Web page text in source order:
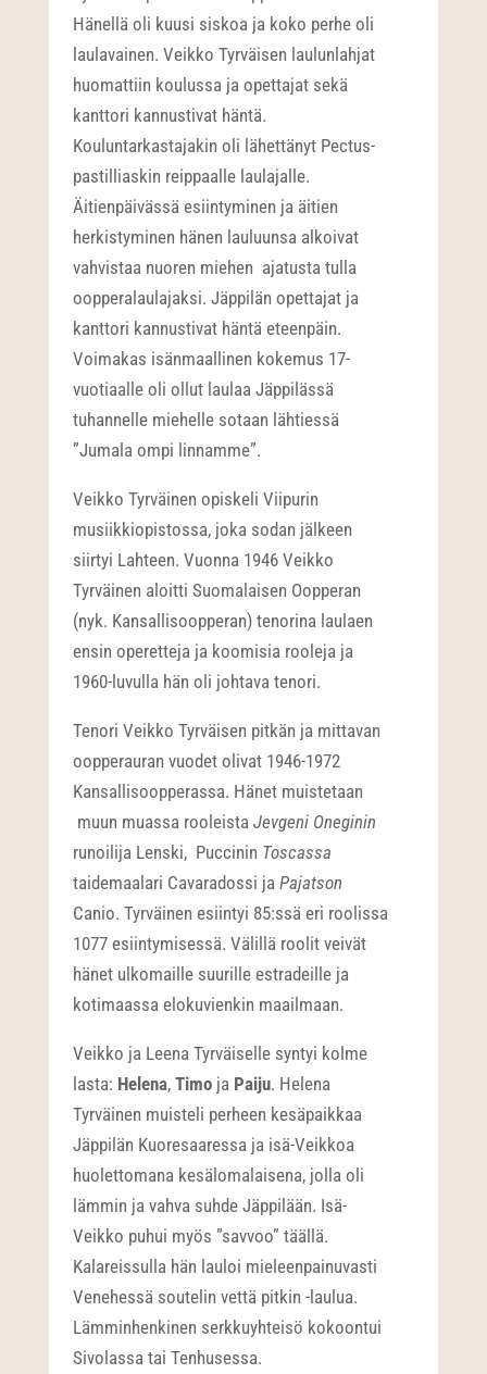
Hänellä oli kuusi siskoa ja koko perhe oli
laulavainen. Veikko Tyrväisen laulunlahjat
huomattiin koulussa ja opettajat sekä
kanttori kannustivat häntä.
Kouluntarkastajakin oli lähettänyt Pectus-
pastilliaskin reippaalle laulajalle.
Äitienpäivässä esiintyminen ja äitien
herkistyminen hänen lauluunsa alkoivat
vahvistaa nuoren miehen ajatusta tulla
oopperalaulajaksi. Jäppilän opettajat ja
kanttori kannustivat häntä eteenpäin.
Voimakas isänmaallinen kokemus 17-
vuotiaalle oli ollut laulaa Jäppilässä
tuhannelle miehelle sotaan lähtiessä
”Jumala ompi linnamme”.
Veikko Tyrväinen opiskeli Viipurin
musiikkiopistossa, joka sodan jälkeen
siirtyi Lahteen. Vuonna 1946 Veikko
Tyrväinen aloitti Suomalaisen Oopperan
(nyk. Kansallisoopperan) tenorina laulaen
ensin operetteja ja koomisia rooleja ja
1960-luvulla hän oli johtava tenori.
Tenori Veikko Tyrväisen pitkän ja mittavan
oopperauran vuodet olivat 1946-1972
Kansallisoopperassa. Hänet muistetaan
muun muassa rooleistaJevgeni Oneginin
runoilija Lenski, Puccinin Toscassa
taidemaalari Cavaradossi jaPajatson
Canio. Tyrväinen esiintyi 85:ssä eri roolissa
1077 esiintymisessä. Välillä roolit veivät
hänet ulkomaille suurille estradeille ja
kotimaassa elokuvienkin maailmaan.
Veikko ja Leena Tyrväiselle syntyi kolme
lasta: Helena,Timo ja Paiju. Helena
Tyrväinen muisteli perheen kesäpaikkaa
Jäppilän Kuoresaaressa ja isä-Veikkoa
huolettomana kesälomalaisena, jolla oli
lämmin ja vahva suhde Jäppilään. Isä-
Veikko puhui myös ”savvoo” täällä.
Kalareissulla hän lauloi mieleenpainuvasti
Venehessä soutelin vettä pitkin -laulua.
Lämminhenkinen serkkuyhteisö kokoontui
Sivolassa tai Tenhusessa.